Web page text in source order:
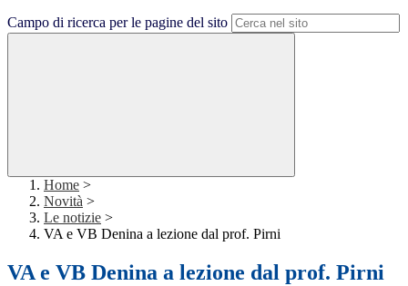
Campo di ricerca per le pagine del sito
Home >
Novità >
Le notizie >
VA e VB Denina a lezione dal prof. Pirni
VA e VB Denina a lezione dal prof. Pirni